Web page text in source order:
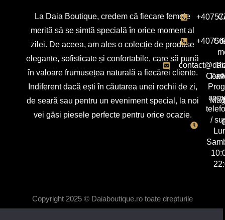
La Daia Boutique, credem că fiecare femeie
merită să se simtă specială în orice moment al
zilei. De aceea, am ales o colecție de produse
elegante, sofisticate și confortabile, care să pună
în valoare frumusețea naturală a fiecărei cliente.
Indiferent dacă ești în căutarea unei rochii de zi,
de seară sau pentru un eveniment special, la noi
vei găsi piesele perfecte pentru orice ocazie.
/
Copyright 2025 © Daiaboutique.ro toate drepturile